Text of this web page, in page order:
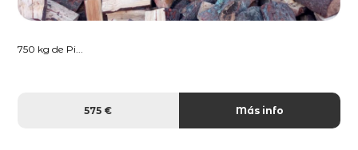
750 kg de Pi...
575 € Más info